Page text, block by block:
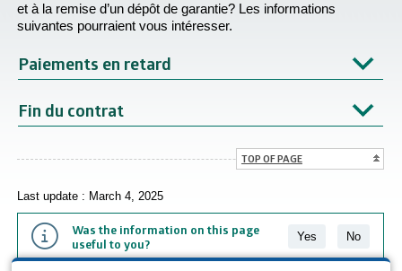
et à la remise d’un dépôt de garantie? Les informations
suivantes pourraient vous intéresser.
Paiements en retard
Fin du contrat
TOP OF PAGE
Last update : March 4, 2025
Was the information on this page
useful to you?
Yes No